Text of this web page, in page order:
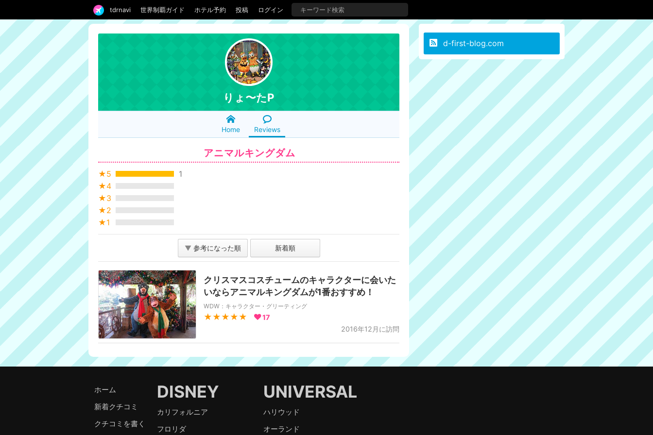
tdrnavi 世界制覇ガイド ホテル予約 投稿 ログイン
りょ〜たP
Home Reviews
アニマルキングダム
★5
1
★4
★3
★2
★1
▼ 参考になった順 新着順
クリスマスコスチュームのキャラクターに会いた
いならアニマルキングダムが1番おすすめ！
WDW：キャラクター・グリーティング
★★★★★
17
2016年12月に訪問
d-first-blog.com
ホーム
新着クチコミ
クチコミを書く
DISNEY
カリフォルニア
フロリダ
UNIVERSAL
ハリウッド
オーランド